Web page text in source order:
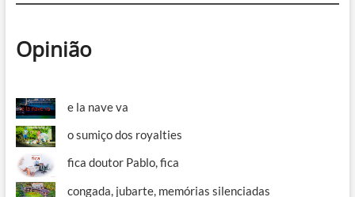
Opinião
e la nave va
o sumiço dos royalties
fica doutor Pablo, fica
congada, jubarte, memórias silenciadas